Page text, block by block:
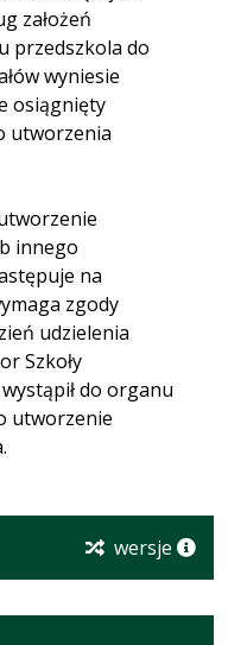
założeń
przedszkola do
wyniesie
osiągnięty
utworzenia
innego
na
zgody
udzielenia
Szkoły
do organu
utworzenie
wersje